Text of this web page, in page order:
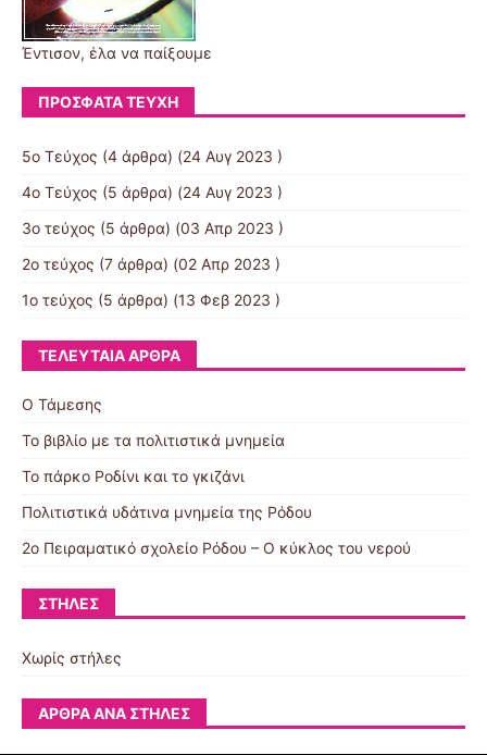
Έντισον, έλα να παίξουμε
ΠΡΌΣΦΑΤΑ ΤΕΎΧΗ
5ο Τεύχος (4 άρθρα) (24 Αυγ 2023 )
4ο Τεύχος (5 άρθρα) (24 Αυγ 2023 )
3ο τεύχος (5 άρθρα) (03 Απρ 2023 )
2ο τεύχος (7 άρθρα) (02 Απρ 2023 )
1ο τεύχος (5 άρθρα) (13 Φεβ 2023 )
ΤΕΛΕΥΤΑΊΑ ΆΡΘΡΑ
Ο Τάμεσης
Το βιβλίο με τα πολιτιστικά μνημεία
Το πάρκο Ροδίνι και το γκιζάνι
Πολιτιστικά υδάτινα μνημεία της Ρόδου
2ο Πειραματικό σχολείο Ρόδου – Ο κύκλος του νερού
ΣΤΉΛΕΣ
Χωρίς στήλες
ΆΡΘΡΑ ΑΝΆ ΣΤΉΛΕΣ